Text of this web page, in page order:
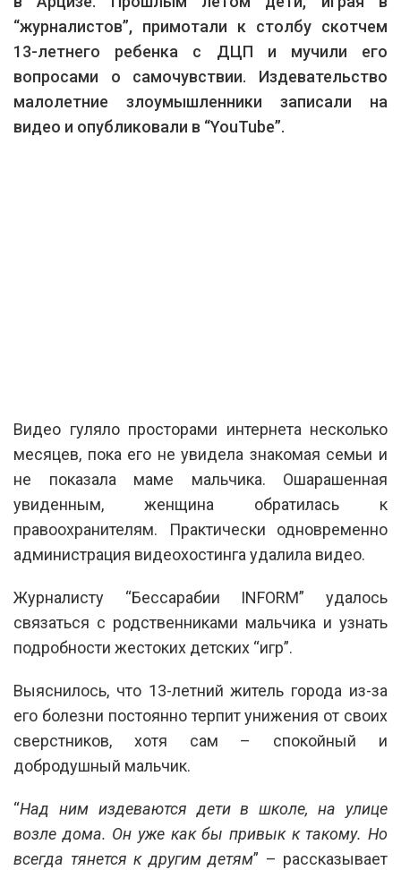
“журналистов”, примотали к столбу скотчем
13-летнего ребенка с ДЦП и мучили его
вопросами о самочувствии. Издевательство
малолетние злоумышленники записали на
видео и опубликовали в “YouTube”.
Видео гуляло просторами интернета несколько
месяцев, пока его не увидела знакомая семьи и
не показала маме мальчика. Ошарашенная
увиденным, женщина обратилась к
правоохранителям. Практически одновременно
администрация видеохостинга удалила видео.
Журналисту “Бессарабии INFORM” удалось
связаться с родственниками мальчика и узнать
подробности жестоких детских “игр”.
Выяснилось, что 13-летний житель города из-за
его болезни постоянно терпит унижения от своих
сверстников, хотя сам – спокойный и
добродушный мальчик.
“Над ним издеваются дети в школе, на улице
возле дома. Он уже как бы привык к такому. Но
всегда тянется к другим детям” – рассказывает